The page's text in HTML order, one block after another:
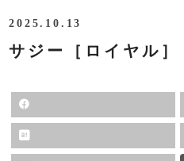
2025.10.13
サジー［ロイヤル］